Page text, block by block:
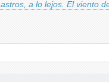
a lo lejos. El viento